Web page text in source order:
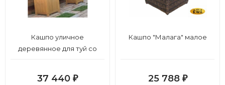
Кашпо уличное
деревянное для туй со
37 440 ₽
Кашпо "Малага" малое
25 788 ₽